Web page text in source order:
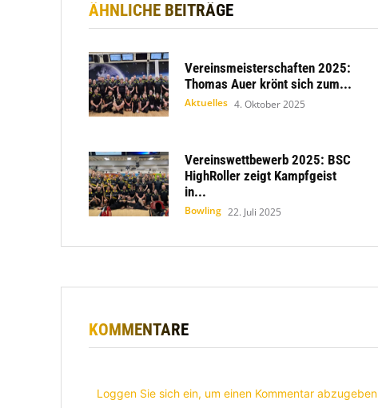
ÄHNLICHE BEITRÄGE
Vereinsmeisterschaften 2025:
Thomas Auer krönt sich zum...
Aktuelles 4. Oktober 2025
Vereinswettbewerb 2025: BSC
HighRoller zeigt Kampfgeist
in...
Bowling 22. Juli 2025
KOMMENTARE
Loggen Sie sich ein, um einen Kommentar abzugeben